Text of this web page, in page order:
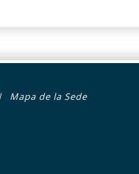
| Mapa de la Sede